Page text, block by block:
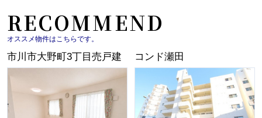
RECOMMEND
オススメ物件はこちらです。
市川市大野町3丁目売戸建 コンド瀬田